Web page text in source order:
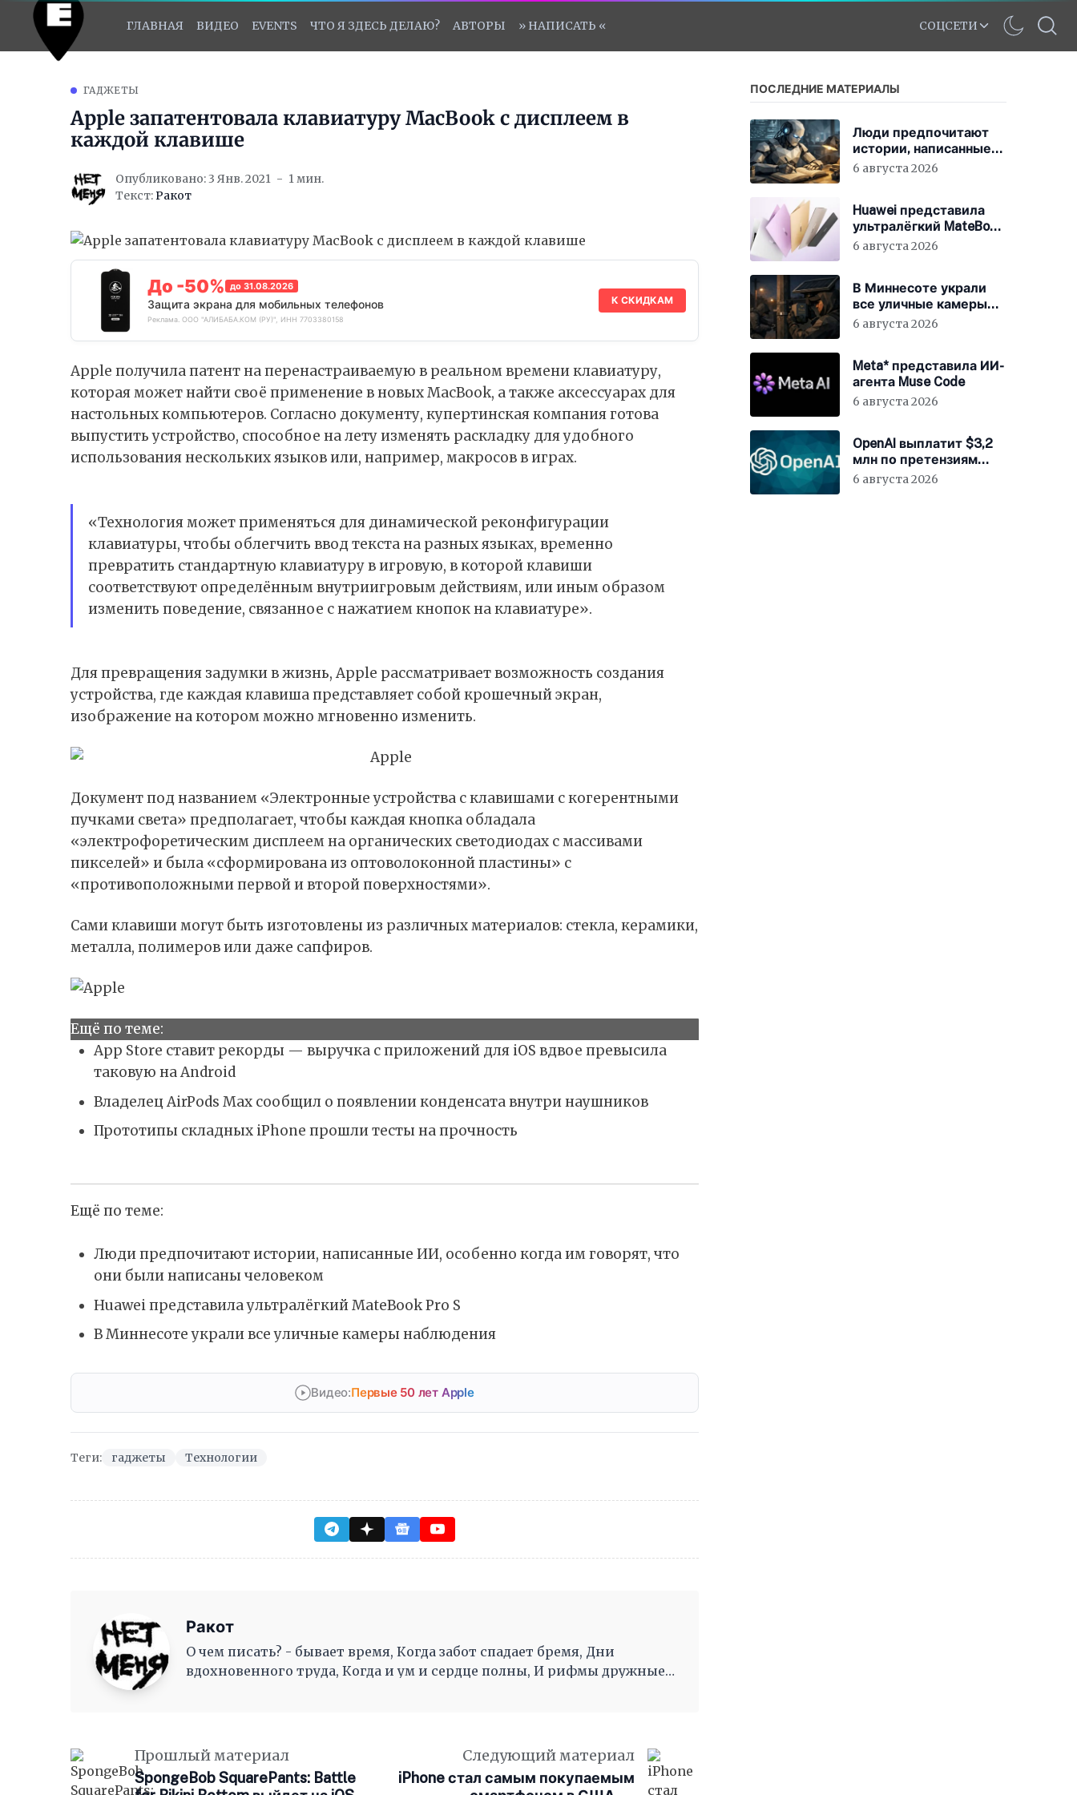
ГЛАВНАЯ ВИДЕО EVENTS ЧТО Я ЗДЕСЬ ДЕЛАЮ? АВТОРЫ » НАПИСАТЬ « СОЦСЕТИ
ГАДЖЕТЫ
Apple запатентовала клавиатуру MacBook с дисплеем в
каждой клавише
Опубликовано: 3 Янв. 2021
1 мин.
Текст:Ракот
До -50% до 31.08.2026
Защита экрана для мобильных телефонов
Реклама. ООО "АЛИБАБА.КОМ (РУ)", ИНН 7703380158
К СКИДКАМ
Apple получила патентна перенастраиваемую в реальном времени клавиатуру,
которая может найти своё применение в новых MacBook, а также аксессуарах для
настольных компьютеров. Согласно документу, купертинская компания готова
выпустить устройство, способное на лету изменять раскладку для удобного
использования нескольких языков или, например, макросов в играх.
«Технология может применяться для динамической реконфигурации
клавиатуры, чтобы облегчить ввод текста на разных языках, временно
превратить стандартную клавиатуру в игровую, в которой клавиши
соответствуют определённым внутриигровым действиям, или иным образом
изменить поведение, связанное с нажатием кнопок на клавиатуре».
Для превращения задумки в жизнь, Apple рассматривает возможность создания
устройства, где каждая клавиша представляет собой крошечный экран,
изображение на котором можно мгновенно изменить.
Документ под названием «Электронные устройства с клавишами с когерентными
пучками света» предполагает, чтобы каждая кнопка обладала
«электрофоретическим дисплеем на органических светодиодах с массивами
пикселей» и была «сформирована из оптоволоконной пластины» с
«противоположными первой и второй поверхностями».
Сами клавиши могут быть изготовлены ​​из различных материалов: стекла, керамики,
металла, полимеров или даже сапфиров.
Ещё по теме:
App Store ставит рекорды — выручка с приложений для iOS вдвое превысила
таковую на Android
Владелец AirPods Max сообщил о появлении конденсата внутри наушников
Прототипы складных iPhone прошли тесты на прочность
Ещё по теме:
Люди предпочитают истории, написанные ИИ, особенно когда им говорят, что
они были написаны человеком
Huawei представила ультралёгкий MateBook Pro S
В Миннесоте украли все уличные камеры наблюдения
Видео:Первые 50 лет Apple
Теги: гаджеты Технологии
Ракот
О чем писать? - бывает время, Когда забот спадает бремя, Дни
вдохновенного труда, Когда и ум и сердце полны, И рифмы дружные,
Прошлый материал
SpongeBob SquarePants: Battle
Следующий материал
iPhone стал самым покупаемым
ПОСЛЕДНИЕ МАТЕРИАЛЫ
Люди предпочитают
истории, написанные
ИИ, особенно когда им
6 августа 2026
Huawei представила
ультралёгкий MateBook
Pro S
6 августа 2026
В Миннесоте украли
все уличные камеры
наблюдения
6 августа 2026
Meta* представила ИИ-
агента Muse Code
6 августа 2026
OpenAI выплатит $3,2
млн по претензиям
Минюста США
6 августа 2026